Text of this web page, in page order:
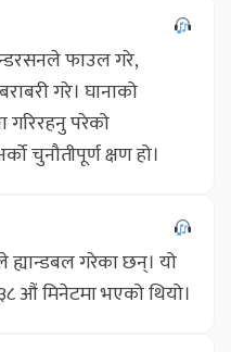
फाउल गरे,
गरे। घानाको
गरिरहनु परेको
चुनौतीपूर्ण क्षण हो।
ह्यान्डबल गरेका छन्। यो
औं मिनेटमा भएको थियो।